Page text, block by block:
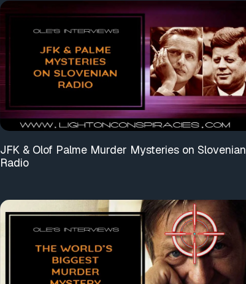
JFK & Olof Palme Murder Mysteries on Slovenian
Radio